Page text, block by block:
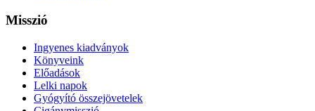
Misszió
Ingyenes kiadványok
Könyveink
Előadások
Lelki napok
Gyógyító összejövetelek